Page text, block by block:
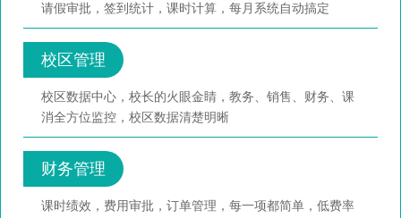
请假审批，签到统计，课时计算，每月系统自动搞定
校区管理
校区数据中心，校长的火眼金睛，教务、销售、财务、课
消全方位监控，校区数据清楚明晰
财务管理
课时绩效，费用审批，订单管理，每一项都简单，低费率